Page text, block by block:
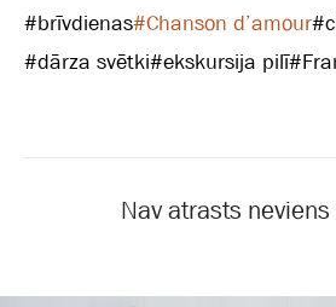
#brīvdienas#Chanson d’amour#
#dārza svētki#ekskursija pilī#
Nav atrasts